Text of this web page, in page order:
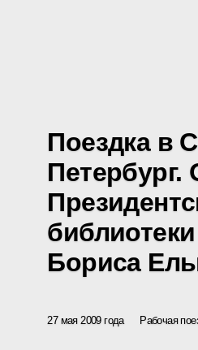
Поездка в
Петербург.
Бориса
27 мая 2009 года Рабочая